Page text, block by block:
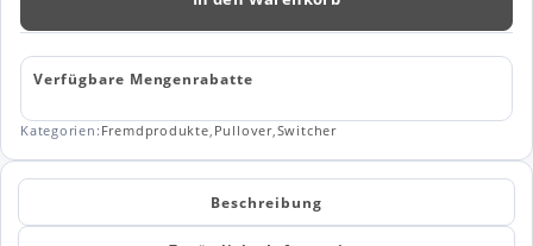
Cruz
Verfügbare Mengenrabatte
Kategorien: Fremdprodukte, Pullover,Switcher
Beschreibung